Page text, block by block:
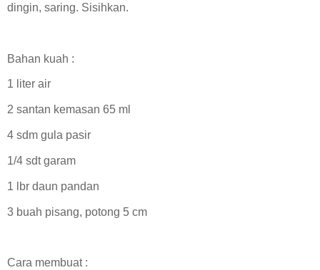
dingin, saring. Sisihkan.
Bahan kuah :
1 liter air
2 santan kemasan 65 ml
4 sdm gula pasir
1/4 sdt garam
1 lbr daun pandan
3 buah pisang, potong 5 cm
Cara membuat :